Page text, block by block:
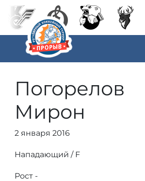
Погорелов
Мирон
2 января 2016
Нападающий / F
Рост -